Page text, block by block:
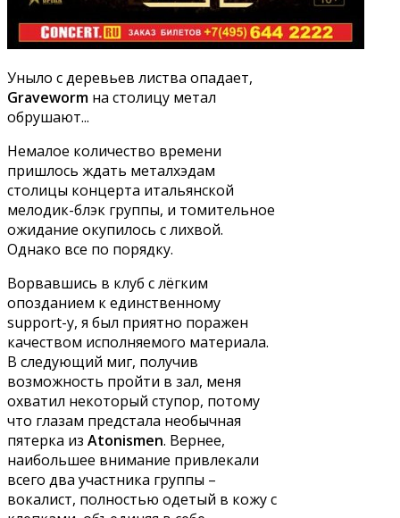
Уныло с деревьев листва опадает,
Graveworm на столицу метал
обрушают...
Немалое количество времени
пришлось ждать металхэдам
столицы концерта итальянской
мелодик-блэк группы, и томительное
ожидание окупилось с лихвой.
Однако все по порядку.
Ворвавшись в клуб с лёгким
опозданием к единственному
support-у, я был приятно поражен
качеством исполняемого материала.
В следующий миг, получив
возможность пройти в зал, меня
охватил некоторый ступор, потому
что глазам предстала необычная
пятерка из Atonismen. Вернее,
наибольшее внимание привлекали
всего два участника группы –
вокалист, полностью одетый в кожу с